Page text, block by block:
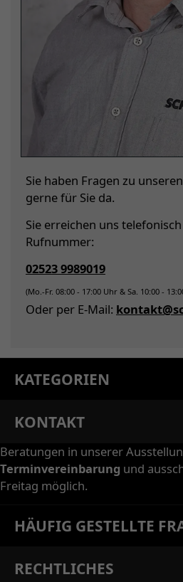
Sie haben Fragen zu
gerne für Sie da.
Sie erreichen uns
Rufnummer:
02523 9989019
(Mo.-Fr. 08:00 - 17:00 Uhr & Sa. 10:00 -
Oder per E-Mail:
KATEGORIEN
KONTAKT
Beratungen in unserer
Terminvereinbarung und
Freitag möglich.
HÄUFIG GESTELLTE
RECHTLICHES